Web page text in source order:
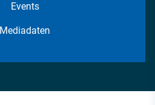
Events
Mediadaten